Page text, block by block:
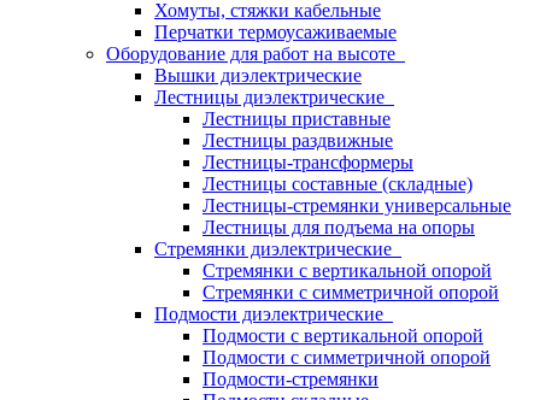
Хомуты, стяжки кабельные
Перчатки термоусаживаемые
Оборудование для работ на высоте
Вышки диэлектрические
Лестницы диэлектрические
Лестницы приставные
Лестницы раздвижные
Лестницы-трансформеры
Лестницы составные (складные)
Лестницы-стремянки универсальные
Лестницы для подъема на опоры
Стремянки диэлектрические
Стремянки с вертикальной опорой
Стремянки с симметричной опорой
Подмости диэлектрические
Подмости с вертикальной опорой
Подмости с симметричной опорой
Подмости-стремянки